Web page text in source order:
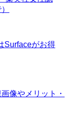
Surfaceがお得
像やメリット・